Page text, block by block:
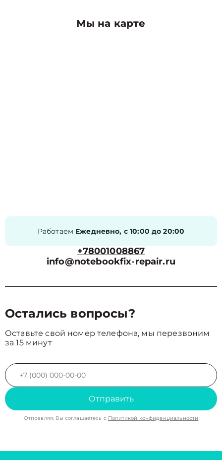
Мы на карте
Работаем Ежедневно, с 10:00 до 20:00
+78001008867
info@notebookfix-repair.ru
Остались вопросы?
Оставьте свой номер телефона, мы перезвоним
за 15 минут
Отправить
Отправляя, Вы соглашаетесь с Политикой конфиденциальности